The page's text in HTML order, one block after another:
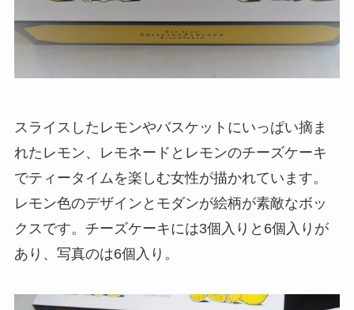
スライスしたレモンやバスケットにいっぱい摘ま
れたレモン、レモネードとレモンのチーズケーキ
でティータイムを楽しむ女性が描かれています。
レモン色のデザインとモダンが絵柄が素敵なボッ
クスです。チーズケーキには3個入りと6個入りが
あり、写真のは6個入り。